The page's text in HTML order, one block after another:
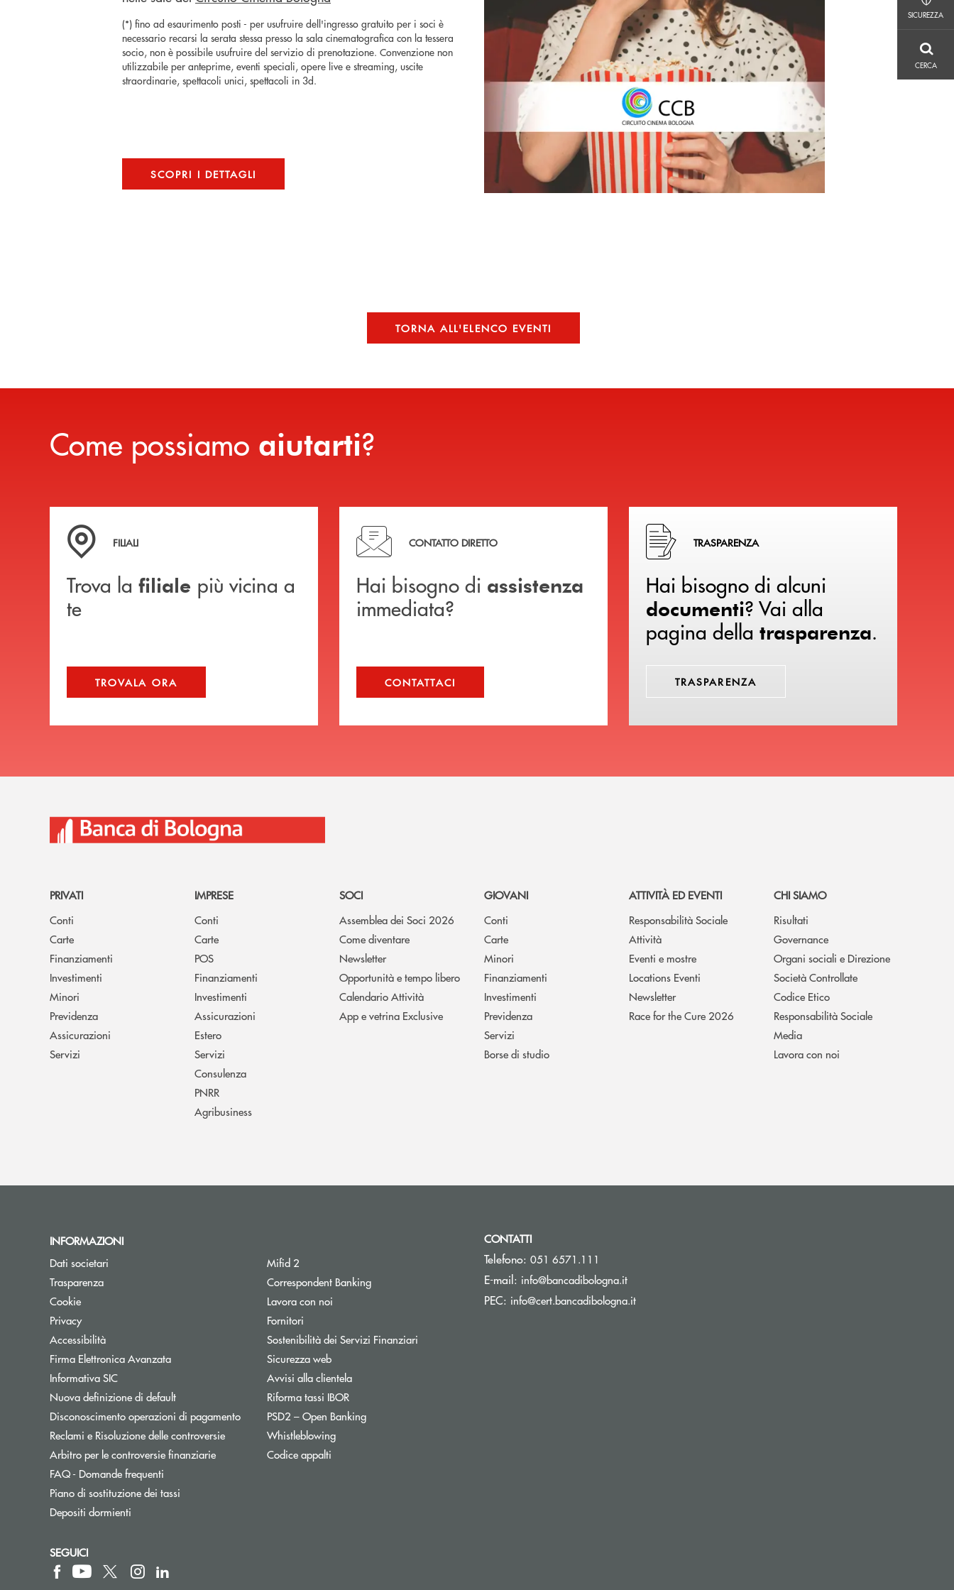
SICUREZZA
CERCA
(*) fino ad esaurimento posti - per usufruire dell'ingresso gratuito per i soci è
necessario recarsi la serata stessa presso la sala cinematografica con la tessera
socio, non è possibile usufruire del servizio di prenotazione. Convenzione non
utilizzabile per anteprime, eventi speciali, opere live e streaming, uscite
straordinarie, spettacoli unici, spettacoli in 3d.
SCOPRI I DETTAGLI
TORNA ALL'ELENCO EVENTI
Come possiamo aiutarti?
Trova la filiale più vicina a te
FILIALI
Trova la filiale più vicina a
te
TROVALA ORA
Hai bisogno di assistenza immediata?
CONTATTO DIRETTO
Hai bisogno di assistenza
immediata?
CONTATTACI
Hai bisogno di alcuni documenti ? Vai alla pagina della
TRASPARENZA
Hai bisogno di alcuni
documenti? Vai alla
pagina della trasparenza.
TRASPARENZA
PRIVATI
Conti
Carte
Finanziamenti
Investimenti
Minori
Previdenza
Assicurazioni
Servizi
IMPRESE
Conti
Carte
POS
Finanziamenti
Investimenti
Assicurazioni
Estero
Servizi
Consulenza
PNRR
Agribusiness
SOCI
Assemblea dei Soci 2026
Come diventare
Newsletter
Opportunità e tempo libero
Calendario Attività
App e vetrina Exclusive
GIOVANI
Conti
Carte
Minori
Finanziamenti
Investimenti
Previdenza
Servizi
Borse di studio
ATTIVITÀ ED EVENTI
Responsabilità Sociale
Attività
Eventi e mostre
Locations Eventi
Newsletter
Race for the Cure 2026
CHI SIAMO
Risultati
Governance
Organi sociali e Direzione
Società Controllate
Codice Etico
Responsabilità Sociale
Media
Lavora con noi
INFORMAZIONI
Dati societari
Trasparenza
Cookie
Privacy
Accessibilità
Firma Elettronica Avanzata
Informativa SIC
Nuova definizione di default
Disconoscimento operazioni di pagamento
Reclami e Risoluzione delle controversie
Arbitro per le controversie finanziarieApre una nuova finestra
FAQ - Domande frequenti
Piano di sostituzione dei tassi
Depositi dormienti
Mifid 2
Correspondent Banking
Lavora con noi
Fornitori
Sostenibilità dei Servizi Finanziari
Sicurezza web
Avvisi alla clientela
Riforma tassi IBOR
PSD2 – Open BankingApre una nuova finestra
Whistleblowing
Codice appalti
CONTATTI
Telefono: 051 6571.111
E-mail: info@bancadibologna.it(si apre l’app di posta elettronica)
PEC: info@cert.bancadibologna.it(si apre l’app di posta elettronica)
SEGUICI